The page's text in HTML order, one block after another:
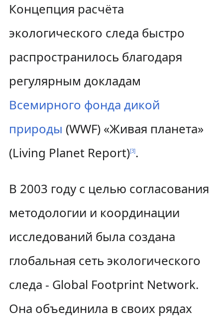
Концепция расчёта
экологического следа быстро
распространилось благодаря
регулярным докладам
Всемирного фонда дикой
природы (WWF) «Живая планета»
(Living Planet Report)[3].
В 2003 году с целью согласования
методологии и координации
исследований была создана
глобальная сеть экологического
следа - Global Footprint Network.
Она объединила в своих рядах